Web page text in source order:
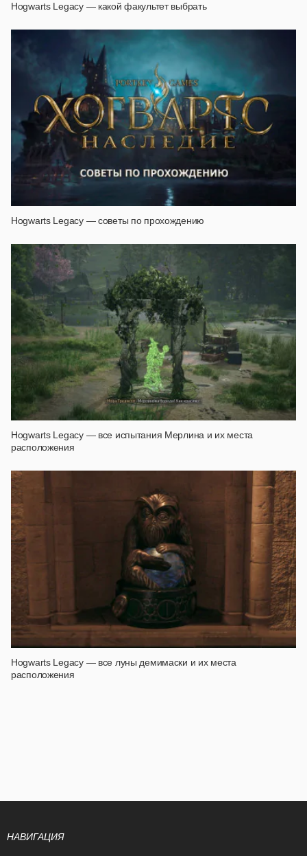
Hogwarts Legacy — какой факультет выбрать
Hogwarts Legacy — советы по прохождению
Hogwarts Legacy — все испытания Мерлина и их места
расположения
Hogwarts Legacy — все луны демимаски и их места
расположения
НАВИГАЦИЯ